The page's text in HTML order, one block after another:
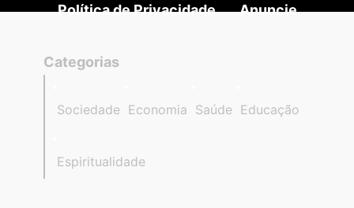
Política de Privacidade Anuncie
Categorias
Sociedade Economia Saúde Educação
Espiritualidade